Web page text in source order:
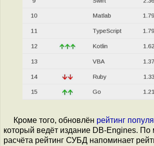
Кроме того, обновлён рейтинг
который ведёт издание DB-Engines. По
расчёта рейтинг СУБД напоминает